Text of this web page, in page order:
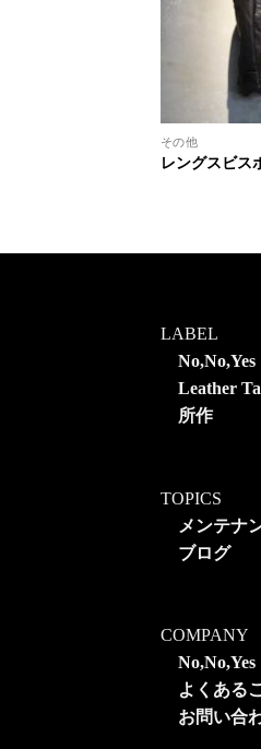
その他
レングスビス
LABEL
No,No,Yes
Leather
所作
TOPICS
メンテナ
ブログ
COMPANY
よくある
お問い合